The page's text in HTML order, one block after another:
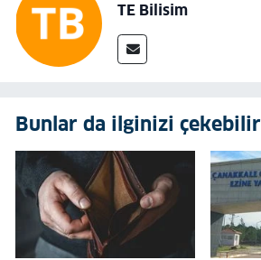
TE Bilisim
Bunlar da ilginizi çekebilir